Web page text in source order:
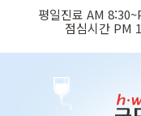
평일진료 AM
점심시간 PM